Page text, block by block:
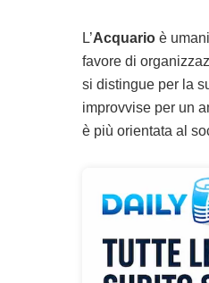
L’Acquario è
favore di
si distingue per la
improvvise per un
è più orientata al